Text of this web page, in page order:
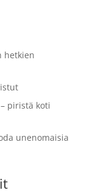
hetkien
piristä koti
unenomaisia